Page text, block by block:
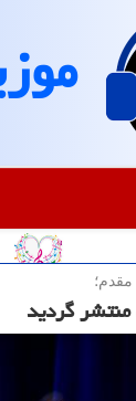
منتشر گردید